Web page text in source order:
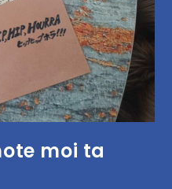
moi ta